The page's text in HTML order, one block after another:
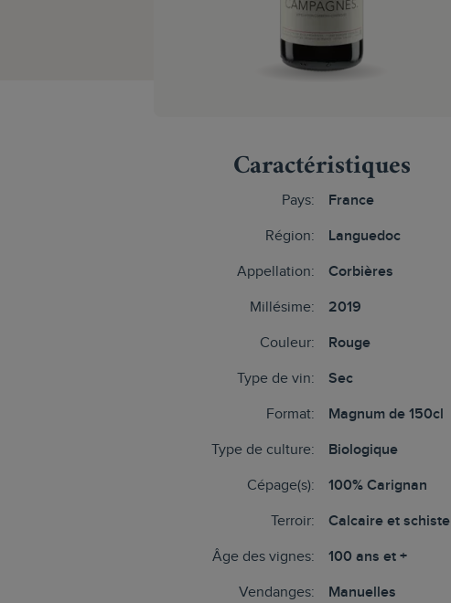
Caractéristiques
Pays: France
Région: Languedoc
Appellation: Corbières
Millésime: 2019
Couleur: Rouge
Type de vin: Sec
Format: Magnum de 150cl
Type de culture: Biologique
Cépage(s): 100% Carignan
Terroir: Calcaire et schiste
Âge des vignes: 100 ans et +
Vendanges: Manuelles